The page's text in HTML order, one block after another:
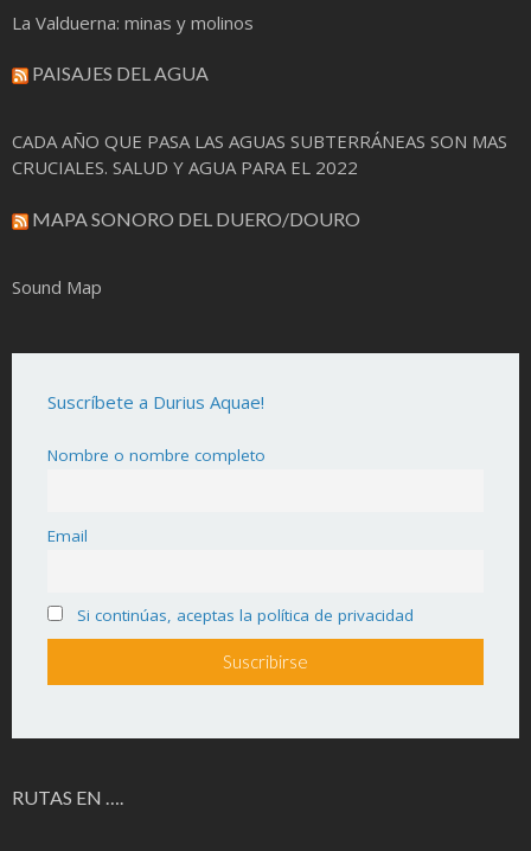
La Valduerna: minas y molinos
PAISAJES DEL AGUA
CADA AÑO QUE PASA LAS AGUAS SUBTERRÁNEAS SON MAS
CRUCIALES. SALUD Y AGUA PARA EL 2022
MAPA SONORO DEL DUERO/DOURO
Sound Map
Suscríbete a Durius Aquae!
Nombre o nombre completo
Email
Si continúas, aceptas la política de privacidad
RUTAS EN ….